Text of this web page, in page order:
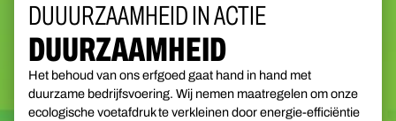
DUUURZAAMHEID IN ACTIE
DUURZAAMHEID
Het behoud van ons erfgoed gaat hand in hand met
duurzame bedrijfsvoering. Wij nemen maatregelen om onze
ecologische voetafdruk te verkleinen door energie-efficiëntie